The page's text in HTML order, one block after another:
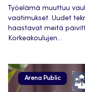
Työelämä muuttuu
vaatimukset. Uudet
haastavat meitä
Korkeakoulujen...
Arena Public